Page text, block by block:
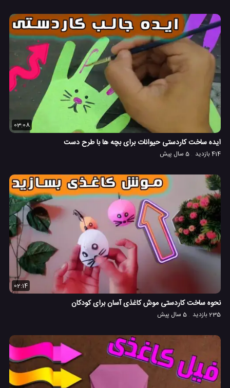
03:08
ایده ساخت کاردستی حیوانات برای بچه ها با طرح دست
414 بازدید 5 سال پیش
02:14
نحوه ساخت کاردستی موش کاغذی آسان برای کودکان
235 بازدید 5 سال پیش